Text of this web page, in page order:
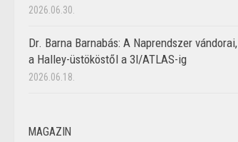
2026.06.30.
Dr. Barna Barnabás: A Naprendszer vándorai,
a Halley-üstököstől a 3I/ATLAS-ig
2026.06.18.
MAGAZIN